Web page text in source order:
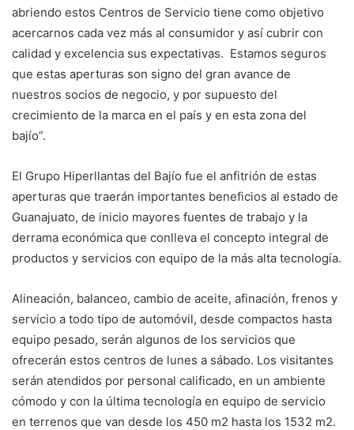
abriendo estos Centros de Servicio tiene como objetivo
acercarnos cada vez más al consumidor y así cubrir con
calidad y excelencia sus expectativas. Estamos seguros
que estas aperturas son signo del gran avance de
nuestros socios de negocio, y por supuesto del
crecimiento de la marca en el país y en esta zona del
bajío”.
El Grupo Hiperllantas del Bajío fue el anfitrión de estas
aperturas que traerán importantes beneficios al estado de
Guanajuato, de inicio mayores fuentes de trabajo y la
derrama económica que conlleva el concepto integral de
productos y servicios con equipo de la más alta tecnología.
Alineación, balanceo, cambio de aceite, afinación, frenos y
servicio a todo tipo de automóvil, desde compactos hasta
equipo pesado, serán algunos de los servicios que
ofrecerán estos centros de lunes a sábado. Los visitantes
serán atendidos por personal calificado, en un ambiente
cómodo y con la última tecnología en equipo de servicio
en terrenos que van desde los 450 m2 hasta los 1532 m2.